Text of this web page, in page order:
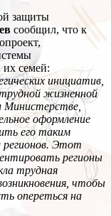
защиты
сообщил, что к
их семей:
инициатив,
жизненной
Министерстве,
оформление
его таким
регионов. Этот
регионы
трудная
чтобы
опереться на